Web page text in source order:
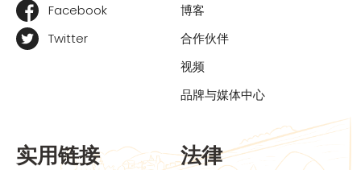
Facebook
Twitter
博客
合作伙伴
视频
品牌与媒体中心
实用链接 法律